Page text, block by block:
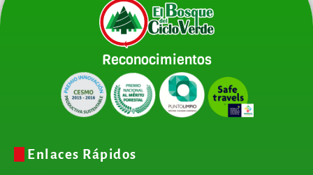
Reconocimientos
Enlaces Rápidos